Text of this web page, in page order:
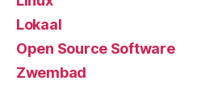
Lokaal
Open Source Software
Zwembad